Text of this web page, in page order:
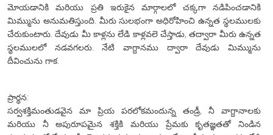
మోయడానికి మరియు ప్రతి ఇరుకైన మార్గాలలో చక్కగా నడిపించడానికి
మిమ్మును అనుమతిస్తుంది. మీరు సులభంగా అధిరోహించి ఉన్నత స్థలములకు
చేరుకుంటారు. దేవుడు మీ కాళ్లను లేడి కాళ్లవలె చేస్తాడు, తద్వారా మీరు ఉన్నత
స్థలములలో నడవగలరు. నేటి వాగ్దానము ద్వారా దేవుడు మిమ్మును
దీవించును గాక.
ప్రార్థన:
సర్వశక్తిమంతుడవైన మా ప్రియ పరలోకమందున్న తండ్రీ, నీ వాగ్దానాలకు
మరియు నీ అపురూపమైన శక్తికి మరియు ప్రేమకు కృతజ్ఞతతో నిండిన